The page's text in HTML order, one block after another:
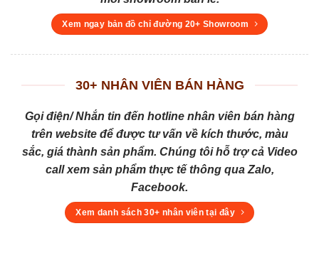
Xem ngay bản đồ chỉ đường 20+ Showroom
30+ NHÂN VIÊN BÁN HÀNG
Gọi điện/ Nhắn tin đến hotline nhân viên bán hàng
trên website để được tư vấn về kích thước, màu
sắc, giá thành sản phẩm. Chúng tôi hỗ trợ cả Video
call xem sản phẩm thực tế thông qua Zalo,
Facebook.
Xem danh sách 30+ nhân viên tại đây